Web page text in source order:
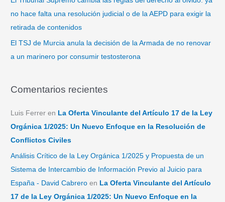
no hace falta una resolución judicial o de la AEPD para exigir la
retirada de contenidos
El TSJ de Murcia anula la decisión de la Armada de no renovar
a un marinero por consumir testosterona
Comentarios recientes
Luis Ferrer en La Oferta Vinculante del Artículo 17 de la Ley
Orgánica 1/2025: Un Nuevo Enfoque en la Resolución de
Conflictos Civiles
Análisis Crítico de la Ley Orgánica 1/2025 y Propuesta de un
Sistema de Intercambio de Información Previo al Juicio para
España - David Cabrero en La Oferta Vinculante del Artículo
17 de la Ley Orgánica 1/2025: Un Nuevo Enfoque en la